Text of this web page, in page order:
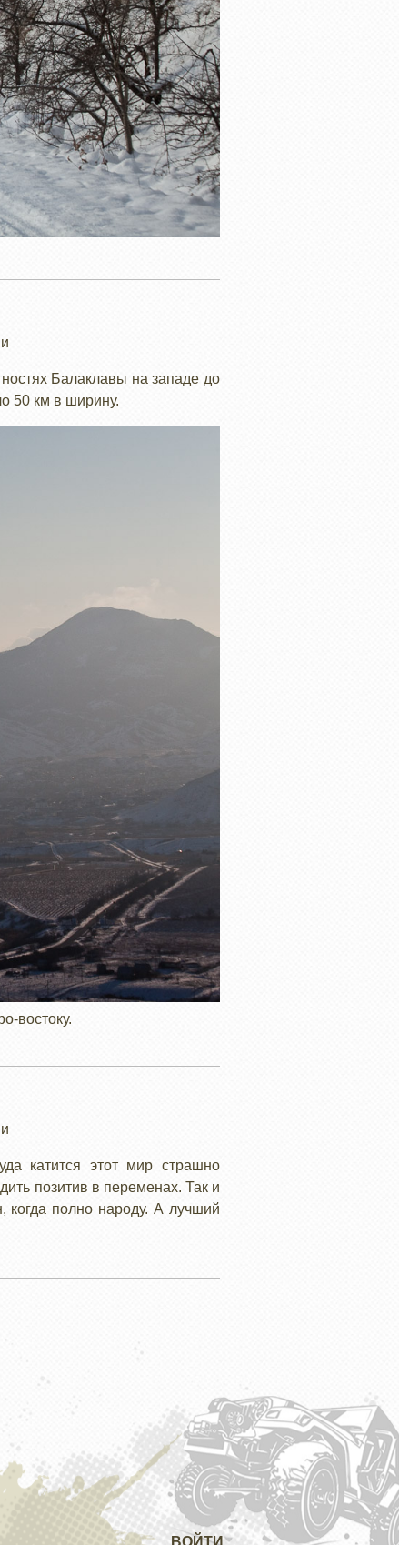
Балаклавы на западе до
50 км в ширину.
востоку.
катится этот мир страшно
позитив в переменах. Так и
полно народу. А лучший
ВОЙТИ